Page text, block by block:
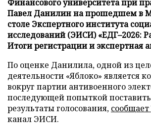
Финансового университета при
Павел Данилин на прошедшем в
столе Экспертного института
исследований (ЭИСИ) «ЕДГ–2026:
Итоги регистрации и экспертная
По оценке Данилила, одной из
деятельности «Яблоко» является
вокруг партии антивоенного
последующей попыткой
результаты голосования, сообщает
канал ЭИСИ.